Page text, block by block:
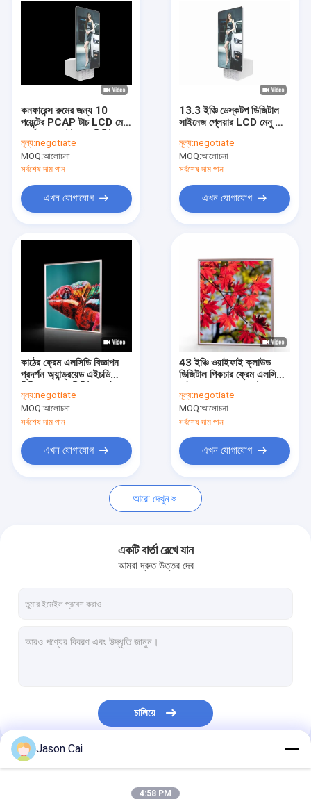
স্বয়ং পরিষেবা কিওস্ক
প্রসারিত LCD প্রদর্শন
স্বচ্ছ LCD প্রদর্শনী
3D Holographic প্রদর্শন
কার ছাদ ডিভিডি প্লেয়ার
কনফারেন্স রুমের জন্য 10
পয়েন্টের PCAP টাচ LCD মেনু
সাইনেজ
মূল্য:negotiate
MOQ:আলোচনা
সর্বশেষ দাম পান
এখন যোগাযোগ
13.3 ইঞ্চি ডেস্কটপ ডিজিটাল
সাইনেজ প্লেয়ার LCD মেনু বোর্ড
মূল্য:negotiate
MOQ:আলোচনা
সর্বশেষ দাম পান
এখন যোগাযোগ
কাঠের ফ্রেম এলসিডি বিজ্ঞাপন
প্রদর্শন অ্যান্ড্রয়েড এইচডি
মূল্য:negotiate
MOQ:আলোচনা
সর্বশেষ দাম পান
এখন যোগাযোগ
43 ইঞ্চি ওয়াইফাই ক্লাউড
ডিজিটাল পিকচার ফ্রেম এলসিডি
মূল্য:negotiate
MOQ:আলোচনা
সর্বশেষ দাম পান
এখন যোগাযোগ
আরো দেখুন
একটি বার্তা রেখে যান
আমরা দ্রুত উত্তর দেব
চালিয়ে
আমাদের বিভাগসমূহ
Jason Cai
4:58 PM